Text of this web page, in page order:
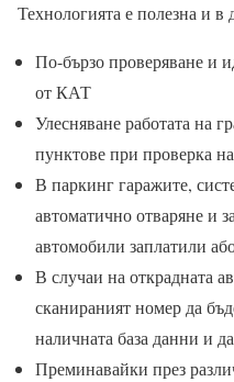
Технологията е полезна и в
По-бързо проверяване и
от КАТ
Улесняване работата на
пунктове при проверка
В паркинг гаражите,
автоматично отваряне и
автомобили заплатили
В случаи на открадната
сканираният номер да
наличната база данни и
Преминавайки през